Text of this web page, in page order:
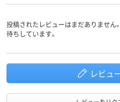
投稿されたレビューはまだありません
待ちしています。
レビュ